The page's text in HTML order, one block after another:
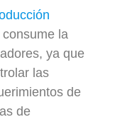
la
ya que
las
de
de